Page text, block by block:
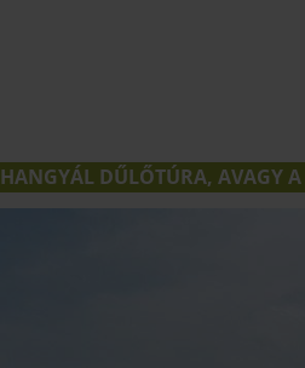
HANGYÁL DŰLŐTÚRA, AVAGY